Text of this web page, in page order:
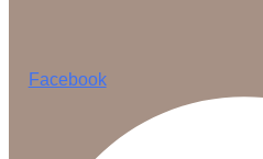
Facebook